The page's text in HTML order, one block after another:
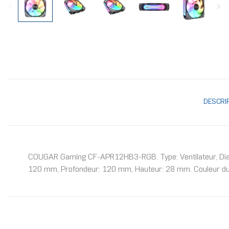
COUGAR Gaming CF-APR12HB3-RGB. Type: Ventilateur,
120 mm, Profondeur: 120 mm, Hauteur: 28 mm. Couleur